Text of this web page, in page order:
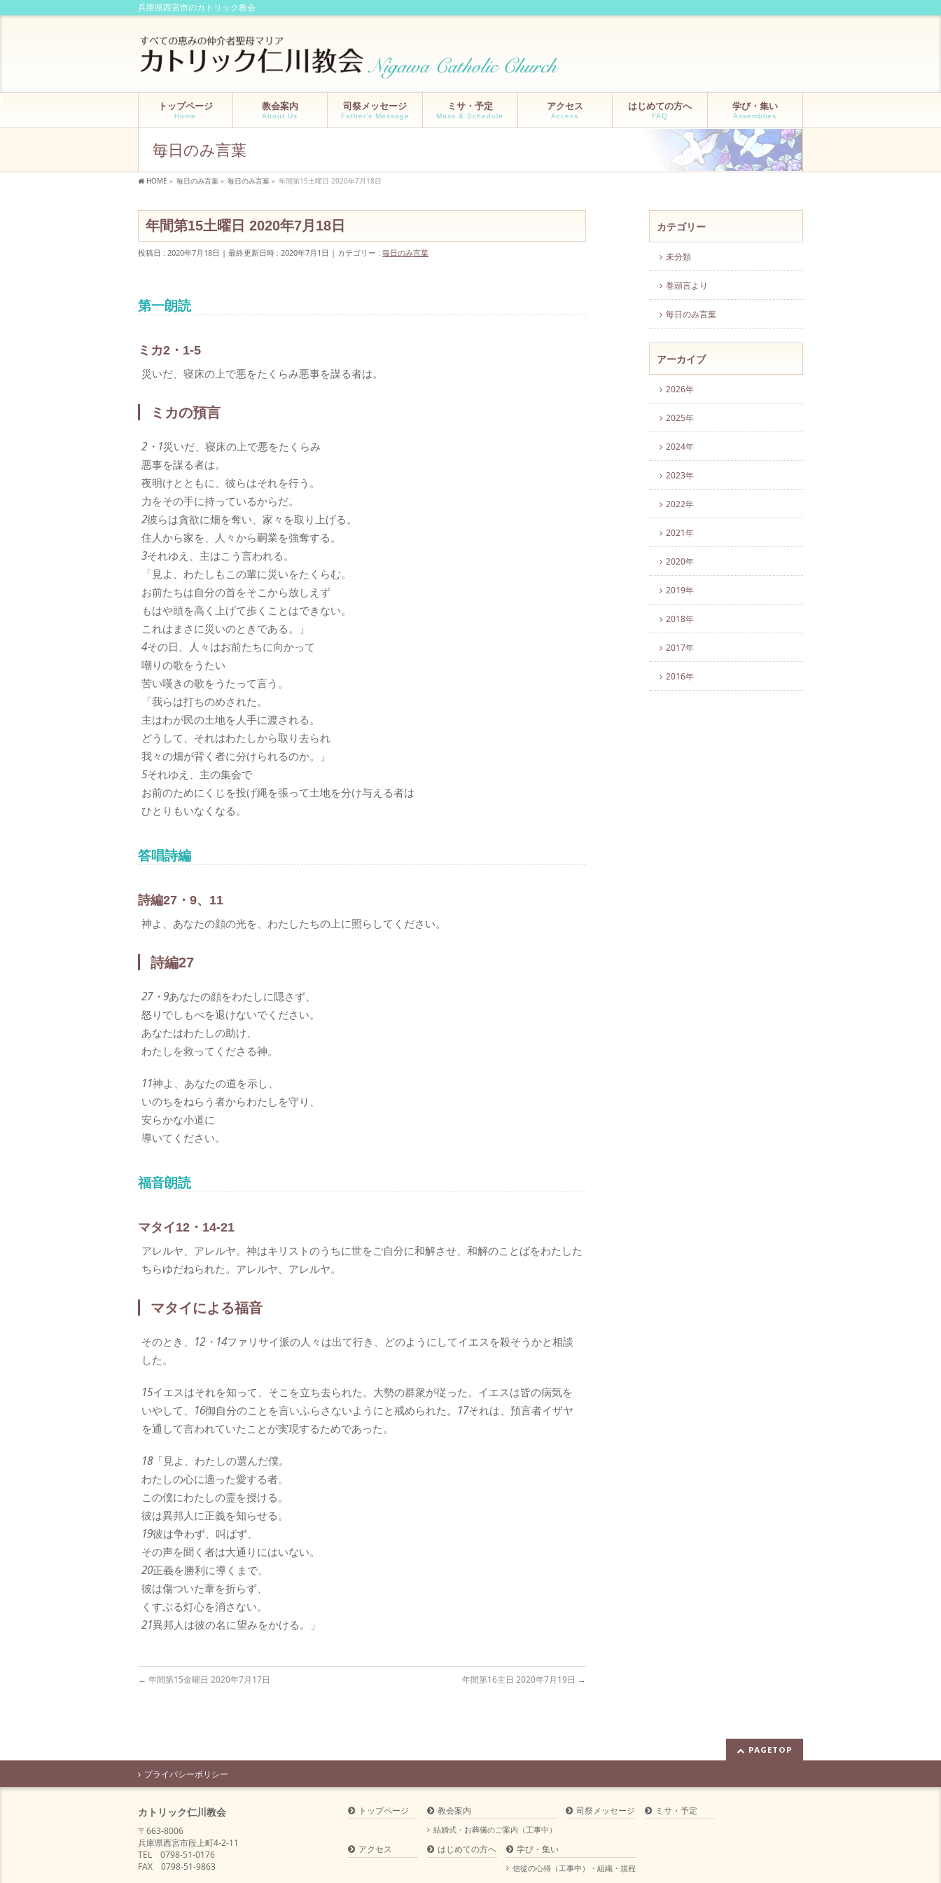
兵庫県西宮市のカトリック教会
トップページ
Home
教会案内
About Us
司祭メッセージ
Father’s Message
ミサ・予定
Mass & Schedule
アクセス
Access
はじめての方へ
FAQ
学び・集い
Assemblies
毎日のみ言葉
HOME » 毎日のみ言葉 » 毎日のみ言葉 » 年間第15土曜日 2020年7月18日
年間第15土曜日 2020年7月18日
投稿日 : 2020年7月18日 最終更新日時 : 2020年7月1日 カテゴリー : 毎日のみ言葉
第一朗読
ミカ2・1-5
災いだ、寝床の上で悪をたくらみ悪事を謀る者は。
ミカの預言
2・1災いだ、寝床の上で悪をたくらみ
悪事を謀る者は。
夜明けとともに、彼らはそれを行う。
力をその手に持っているからだ。
2彼らは貪欲に畑を奪い、家々を取り上げる。
住人から家を、人々から嗣業を強奪する。
3それゆえ、主はこう言われる。
「見よ、わたしもこの輩に災いをたくらむ。
お前たちは自分の首をそこから放しえず
もはや頭を高く上げて歩くことはできない。
これはまさに災いのときである。」
4その日、人々はお前たちに向かって
嘲りの歌をうたい
苦い嘆きの歌をうたって言う。
「我らは打ちのめされた。
主はわが民の土地を人手に渡される。
どうして、それはわたしから取り去られ
我々の畑が背く者に分けられるのか。」
5それゆえ、主の集会で
お前のためにくじを投げ縄を張って土地を分け与える者は
ひとりもいなくなる。
答唱詩編
詩編27・9、11
神よ、あなたの顔の光を、わたしたちの上に照らしてください。
詩編27
27・9あなたの顔をわたしに隠さず、
怒りでしもべを退けないでください。
あなたはわたしの助け、
わたしを救ってくださる神。
11神よ、あなたの道を示し、
いのちをねらう者からわたしを守り、
安らかな小道に
導いてください。
福音朗読
マタイ12・14-21
アレルヤ、アレルヤ。神はキリストのうちに世をご自分に和解させ、和解のことばをわたした
ちらゆだねられた。アレルヤ、アレルヤ。
マタイによる福音
そのとき、 12・14ファリサイ派の人々は出て行き、どのようにしてイエスを殺そうかと相談
した。
15イエスはそれを知って、そこを立ち去られた。大勢の群衆が従った。イエスは皆の病気を
いやして、 16御自分のことを言いふらさないようにと戒められた。 17それは、預言者イザヤ
を通して言われていたことが実現するためであった。
18「見よ、わたしの選んだ僕。
わたしの心に適った愛する者。
この僕にわたしの霊を授ける。
彼は異邦人に正義を知らせる。
19彼は争わず、叫ばず、
その声を聞く者は大通りにはいない。
20正義を勝利に導くまで、
彼は傷ついた葦を折らず、
くすぶる灯心を消さない。
21異邦人は彼の名に望みをかける。」
← 年間第15金曜日 2020年7月17日 年間第16主日 2020年7月19日 →
カテゴリー
未分類
巻頭言より
毎日のみ言葉
アーカイブ
2026年
2025年
2024年
2023年
2022年
2021年
2020年
2019年
2018年
2017年
2016年
PAGETOP
プライバシーポリシー
カトリック仁川教会
〒663-8006
兵庫県西宮市段上町4-2-11
TEL 0798-51-0176
FAX 0798-51-9863
トップページ 教会案内
結婚式・お葬儀のご案内（工事中）
司祭メッセージ ミサ・予定
アクセス はじめての方へ 学び・集い
信徒の心得（工事中）・組織・規程